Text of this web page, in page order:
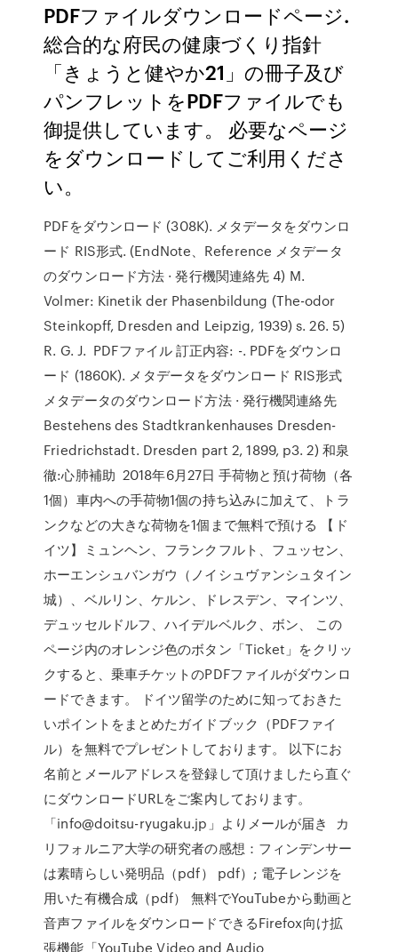
PDFファイルダウンロードページ.
総合的な府民の健康づくり指針
「きょうと健やか21」の冊子及び
パンフレットをPDFファイルでも
御提供しています。 必要なページ
をダウンロードしてご利用くださ
い。
PDFをダウンロード (308K). メタデータをダウンロ
ード RIS形式. (EndNote、Reference メタデータ
のダウンロード方法 · 発行機関連絡先 4) M.
Volmer: Kinetik der Phasenbildung (The-odor
Steinkopff, Dresden and Leipzig, 1939) s. 26. 5)
R. G. J. PDFファイル 訂正内容: -. PDFをダウンロ
ード (1860K). メタデータをダウンロード RIS形式
メタデータのダウンロード方法 · 発行機関連絡先
Bestehens des Stadtkrankenhauses Dresden-
Friedrichstadt. Dresden part 2, 1899, p3. 2) 和泉
徹:心肺補助 2018年6月27日 手荷物と預け荷物（各
1個）車内への手荷物1個の持ち込みに加えて、トラ
ンクなどの大きな荷物を1個まで無料で預ける 【ド
イツ】ミュンヘン、フランクフルト、フュッセン、
ホーエンシュバンガウ（ノイシュヴァンシュタイン
城）、ベルリン、ケルン、ドレスデン、マインツ、
デュッセルドルフ、ハイデルベルク、ボン、 この
ページ内のオレンジ色のボタン「Ticket」をクリッ
クすると、乗車チケットのPDFファイルがダウンロ
ードできます。 ドイツ留学のために知っておきた
いポイントをまとめたガイドブック（PDFファイ
ル）を無料でプレゼントしております。 以下にお
名前とメールアドレスを登録して頂けましたら直ぐ
にダウンロードURLをご案内しております。
「info@doitsu-ryugaku.jp」よりメールが届き カ
リフォルニア大学の研究者の感想：フィンデンサー
は素晴らしい発明品（pdf） pdf）; 電子レンジを
用いた有機合成（pdf） 無料でYouTubeから動画と
音声ファイルをダウンロードできるFirefox向け拡
張機能「YouTube Video and Audio